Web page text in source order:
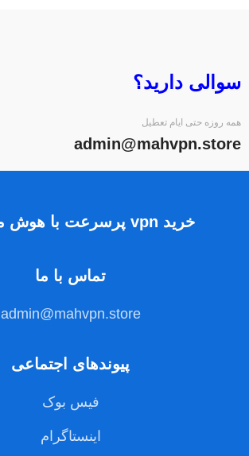
سوالی دارید؟
همه روزه حتی ایام تعطیل
admin@mahvpn.store
خرید vpn پرسرعت با هوش مصنوعی
تماس با ما
admin@mahvpn.store
پیوندهای اجتماعی
فیس بوک
اینستاگرام